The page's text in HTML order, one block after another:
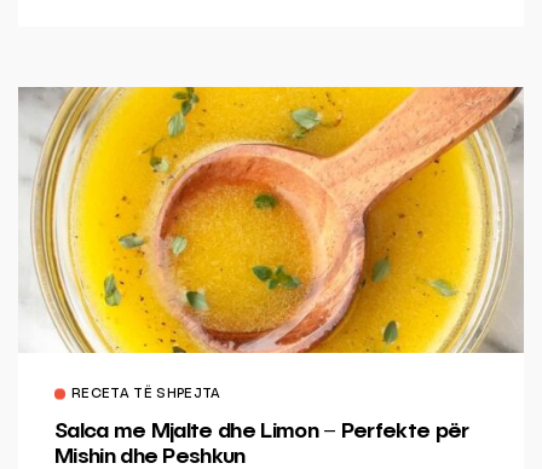
RECETA TË SHPEJTA
Salca me Mjalte dhe Limon – Perfekte për
Mishin dhe Peshkun